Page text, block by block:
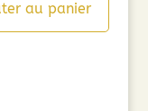
au panier